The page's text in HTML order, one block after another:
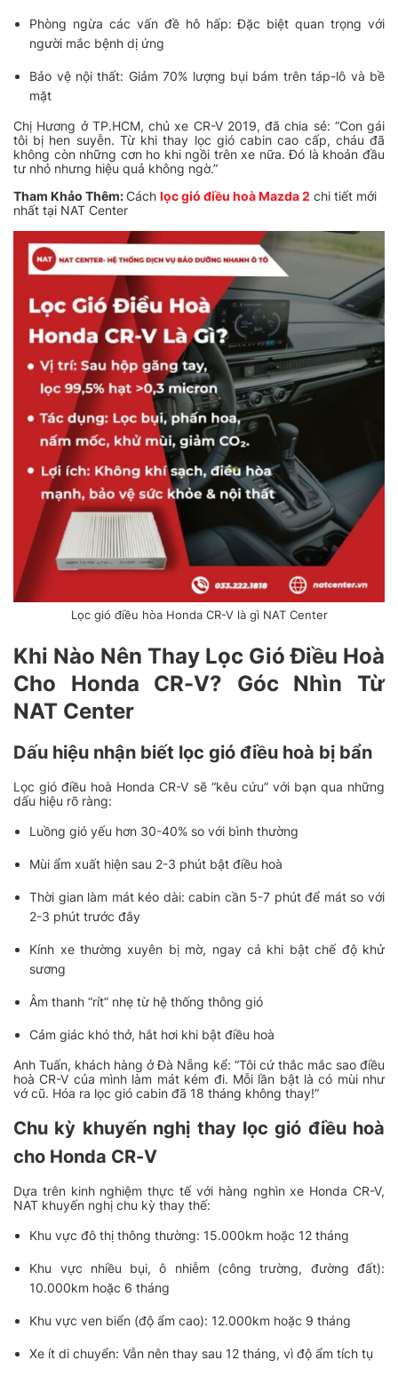
Phòng ngừa các vấn đề hô hấp: Đặc biệt quan trọng với
người mắc bệnh dị ứng
Bảo vệ nội thất: Giảm 70% lượng bụi bám trên táp-lô và bề
mặt
Chị Hương ở TP.HCM, chủ xe CR-V 2019, đã chia sẻ: “Con gái
tôi bị hen suyễn. Từ khi thay lọc gió cabin cao cấp, cháu đã
không còn những cơn ho khi ngồi trên xe nữa. Đó là khoản đầu
tư nhỏ nhưng hiệu quả không ngờ.”
Tham Khảo Thêm:Cách lọc gió điều hoà Mazda 2 chi tiết mới
nhất tại NAT Center
Lọc gió điều hòa Honda CR-V là gì NAT Center
Khi Nào Nên Thay Lọc Gió Điều Hoà
Cho Honda CR-V? Góc Nhìn Từ
NAT Center
Dấu hiệu nhận biết lọc gió điều hoà bị bẩn
Lọc gió điều hoà Honda CR-V sẽ “kêu cứu” với bạn qua những
dấu hiệu rõ ràng:
Luồng gió yếu hơn 30-40% so với bình thường
Mùi ẩm xuất hiện sau 2-3 phút bật điều hoà
Thời gian làm mát kéo dài: cabin cần 5-7 phút để mát so với
2-3 phút trước đây
Kính xe thường xuyên bị mờ, ngay cả khi bật chế độ khử
sương
Âm thanh “rít” nhẹ từ hệ thống thông gió
Cảm giác khó thở, hắt hơi khi bật điều hoà
Anh Tuấn, khách hàng ở Đà Nẵng kể: “Tôi cứ thắc mắc sao điều
hoà CR-V của mình làm mát kém đi. Mỗi lần bật là có mùi như
vớ cũ. Hóa ra lọc gió cabin đã 18 tháng không thay!”
Chu kỳ khuyến nghị thay lọc gió điều hoà
cho Honda CR-V
Dựa trên kinh nghiệm thực tế với hàng nghìn xe Honda CR-V,
NAT khuyến nghị chu kỳ thay thế:
Khu vực đô thị thông thường: 15.000km hoặc 12 tháng
Khu vực nhiều bụi, ô nhiễm (công trường, đường đất):
10.000km hoặc 6 tháng
Khu vực ven biển (độ ẩm cao): 12.000km hoặc 9 tháng
Xe ít di chuyển: Vẫn nên thay sau 12 tháng, vì độ ẩm tích tụ